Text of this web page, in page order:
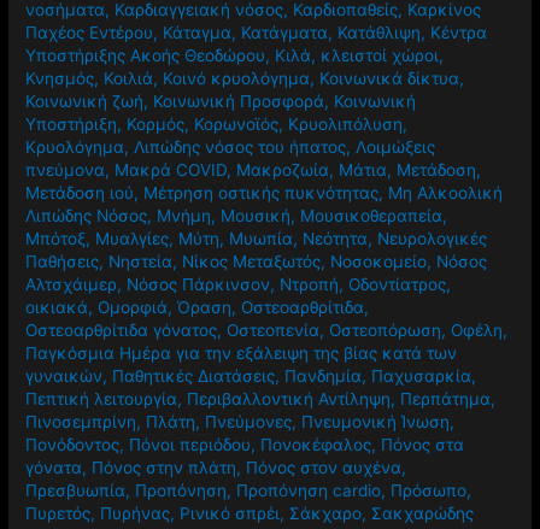
νοσήματα, Καρδιαγγειακή νόσος, Καρδιοπαθείς, Καρκίνος
Παχέος Εντέρου, Κάταγμα, Κατάγματα, Κατάθλιψη, Κέντρα
Υποστήριξης Ακοής Θεοδώρου, Κιλά, κλειστοί χώροι,
Κνησμός, Κοιλιά, Κοινό κρυολόγημα, Κοινωνικά δίκτυα,
Κοινωνική ζωή, Κοινωνική Προσφορά, Κοινωνική
Υποστήριξη, Κορμός, Κορωνοϊός, Κρυολιπόλυση,
Κρυολόγημα, Λιπώδης νόσος του ήπατος, Λοιμώξεις
πνεύμονα, Μακρά COVID, Μακροζωία, Μάτια, Μετάδοση,
Μετάδοση ιού, Μέτρηση οστικής πυκνότητας, Μη Αλκοολική
Λιπώδης Νόσος, Μνήμη, Μουσική, Μουσικοθεραπεία,
Μπότοξ, Μυαλγίες, Μύτη, Μυωπία, Νεότητα, Νευρολογικές
Παθήσεις, Νηστεία, Νίκος Μεταξωτός, Νοσοκομείο, Νόσος
Αλτσχάιμερ, Νόσος Πάρκινσον, Ντροπή, Οδοντίατρος,
οικιακά, Ομορφιά,Όραση, Οστεοαρθρίτιδα,
Οστεοαρθρίτιδα γόνατος, Οστεοπενία, Οστεοπόρωση, Οφέλη,
Παγκόσμια Ημέρα για την εξάλειψη της βίας κατά των
γυναικών, Παθητικές Διατάσεις, Πανδημία, Παχυσαρκία,
Πεπτική λειτουργία, Περιβαλλοντική Αντίληψη, Περπάτημα,
Πινοσεμπρίνη, Πλάτη, Πνεύμονες, Πνευμονική Ίνωση,
Πονόδοντος, Πόνοι περιόδου, Πονοκέφαλος, Πόνος στα
γόνατα, Πόνος στην πλάτη, Πόνος στον αυχένα,
Πρεσβυωπία, Προπόνηση, Προπόνηση cardio, Πρόσωπο,
Πυρετός, Πυρήνας, Ρινικό σπρέι, Σάκχαρο, Σακχαρώδης